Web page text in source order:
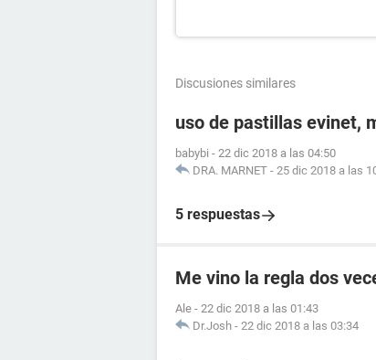
Discusiones similares
uso de pastillas evinet,
babybi - 22 dic 2018 a las 04:50
DRA. MARNET - 25 dic 2018 a las
5 respuestas
Me vino la regla dos
Ale - 22 dic 2018 a las 01:43
Dr.Josh - 22 dic 2018 a las 03:34